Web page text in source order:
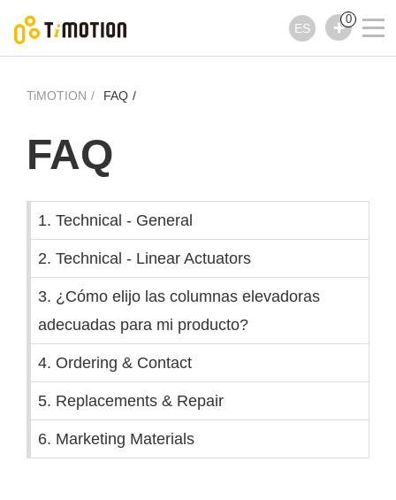
ES
0
TiMOTION FAQ
FAQ
1. Technical - General
2. Technical - Linear Actuators
3. ¿Cómo elijo las columnas elevadoras
adecuadas para mi producto?
4. Ordering & Contact
5. Replacements & Repair
6. Marketing Materials